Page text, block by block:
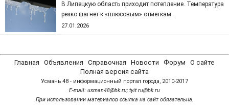
В Липецкую область приходит потепление. Температура
резко шагнет к «плюсовым» отметкам.
27.01.2026
Главная Объявления Справочная Новости Форум
О сайте
Полная версия сайта
Усмань 48 - информационный портал города, 2010-2017
Е-mail: usman48@bk.ru; tyit.ru@bk.ru
При использовании материалов ссылка на сайт обязательна.